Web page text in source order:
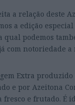
a relação deste
a edição
podemos
com notoriedade
Extra produzido
e por Azeitona
fresco e frutado. É